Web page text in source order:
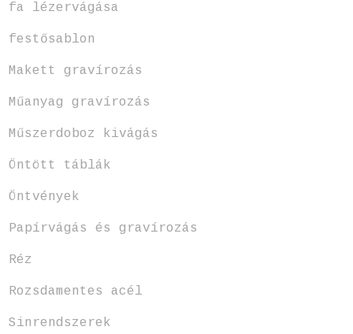
fa lézervágása
festősablon
Makett gravírozás
Műanyag gravírozás
Műszerdoboz kivágás
Öntött táblák
Öntvények
Papírvágás és gravírozás
Réz
Rozsdamentes acél
Sinrendszerek